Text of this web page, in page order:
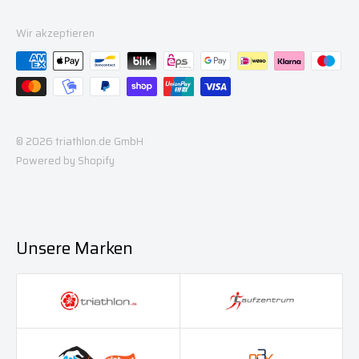
Wir akzeptieren
© 2026 triathlon.de GmbH
Powered by Shopify
Unsere Marken